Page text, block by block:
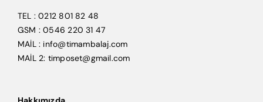
TEL : 0212 801 82 48
GSM : 0546 220 31 47
MAİL : info@timambalaj.com
MAİL 2: timposet@gmail.com